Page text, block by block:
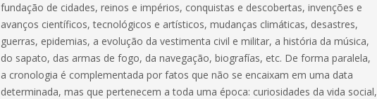
fundação de cidades, reinos e impérios, conquistas e descobertas, invenções e
avanços científicos, tecnológicos e artísticos, mudanças climáticas, desastres,
guerras, epidemias, a evolução da vestimenta civil e militar, a história da música,
do sapato, das armas de fogo, da navegação, biografías, etc. De forma paralela,
a cronologia é complementada por fatos que não se encaixam em uma data
determinada, mas que pertenecem a toda uma época: curiosidades da vida social,